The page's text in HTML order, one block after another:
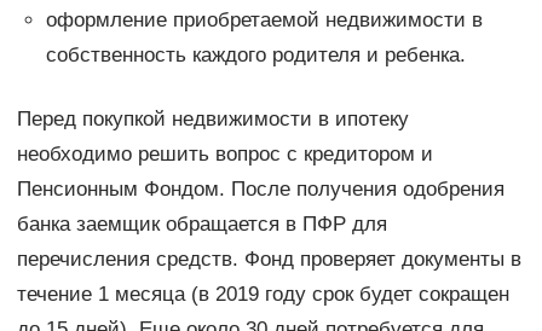
оформление приобретаемой недвижимости в
собственность каждого родителя и ребенка.
Перед покупкой недвижимости в ипотеку
необходимо решить вопрос с кредитором и
Пенсионным Фондом. После получения одобрения
банка заемщик обращается в ПФР для
перечисления средств. Фонд проверяет документы в
течение 1 месяца (в 2019 году срок будет сокращен